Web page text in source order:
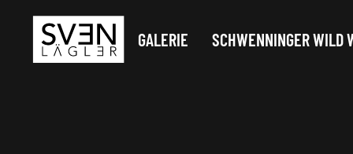
Zum Hauptinhalt springen
GALERIE SCHWENNINGER WILD